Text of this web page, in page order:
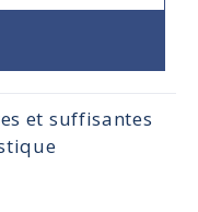
et suffisantes